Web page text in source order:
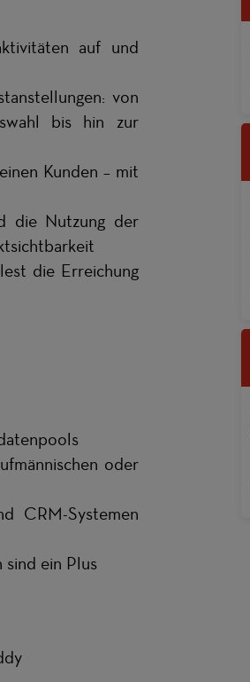
auf und
von
bis hin zur
Kunden – mit
die Nutzung der
die Erreichung
oder
CRM-Systemen
sind ein Plus